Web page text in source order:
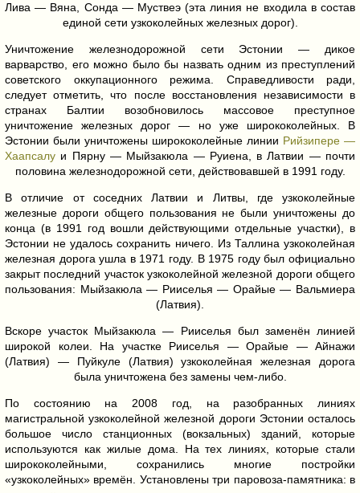
Лива — Вяна, Сонда — Муствеэ (эта линия не входила в состав
единой сети узкоколейных железных дорог).
Уничтожение железнодорожной сети Эстонии — дикое
варварство, его можно было бы назвать одним из преступлений
советского оккупационного режима. Справедливости ради,
следует отметить, что после восстановления независимости в
странах Балтии возобновилось массовое преступное
уничтожение железных дорог — но уже ширококолейных. В
Эстонии были уничтожены ширококолейные линии Рийзипере —
Хаапсалу и Пярну — Мыйзакюла — Руиена, в Латвии — почти
половина железнодорожной сети, действовавшей в 1991 году.
В отличие от соседних Латвии и Литвы, где узкоколейные
железные дороги общего пользования не были уничтожены до
конца (в 1991 год вошли действующими отдельные участки), в
Эстонии не удалось сохранить ничего. Из Таллина узкоколейная
железная дорога ушла в 1971 году. В 1975 году был официально
закрыт последний участок узкоколейной железной дороги общего
пользования: Мыйзакюла — Рииселья — Орайые — Вальмиера
(Латвия).
Вскоре участок Мыйзакюла — Рииселья был заменён линией
широкой колеи. На участке Рииселья — Орайые — Айнажи
(Латвия) — Пуйкуле (Латвия) узкоколейная железная дорога
была уничтожена без замены чем-либо.
По состоянию на 2008 год, на разобранных линиях
магистральной узкоколейной железной дороги Эстонии осталось
большое число станционных (вокзальных) зданий, которые
используются как жилые дома. На тех линиях, которые стали
ширококолейными, сохранились многие постройки
«узкоколейных» времён. Установлены три паровоза-памятника: в